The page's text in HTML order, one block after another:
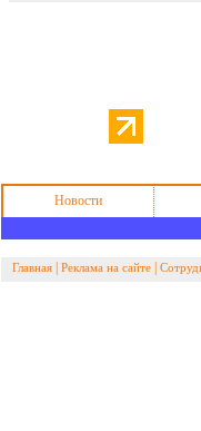
Новости
Главная Реклама на сайте